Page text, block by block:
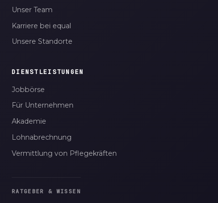
Unser Team
Karriere bei equal
Unsere Standorte
DIENSTLEISTUNGEN
Jobbörse
Für Unternehmen
Akademie
Lohnabrechnung
Vermittlung von Pflegekräften
RATGEBER & WISSEN